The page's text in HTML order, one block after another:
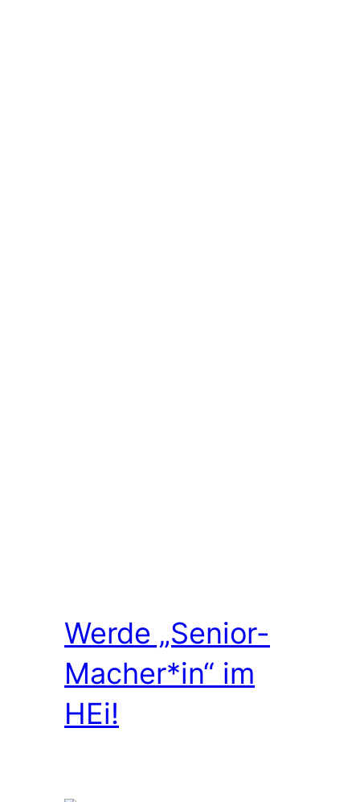
Werde „Senior-
Macher*in“ im
HEi!